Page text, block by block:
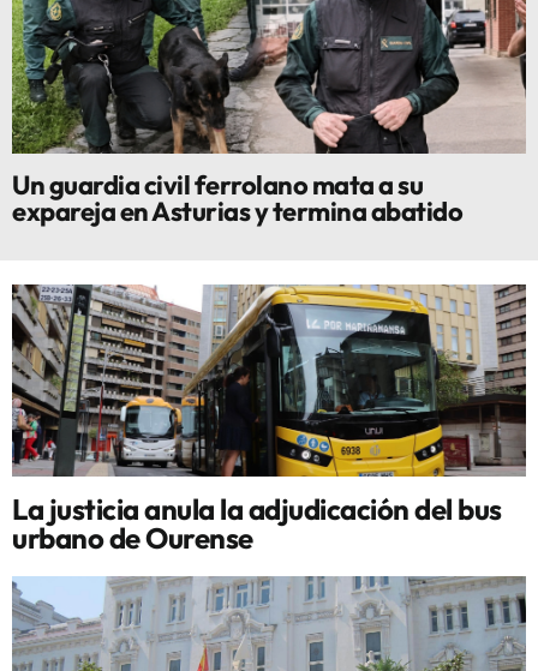
Un guardia civil ferrolano mata a su
expareja en Asturias y termina abatido
La justicia anula la adjudicación del bus
urbano de Ourense